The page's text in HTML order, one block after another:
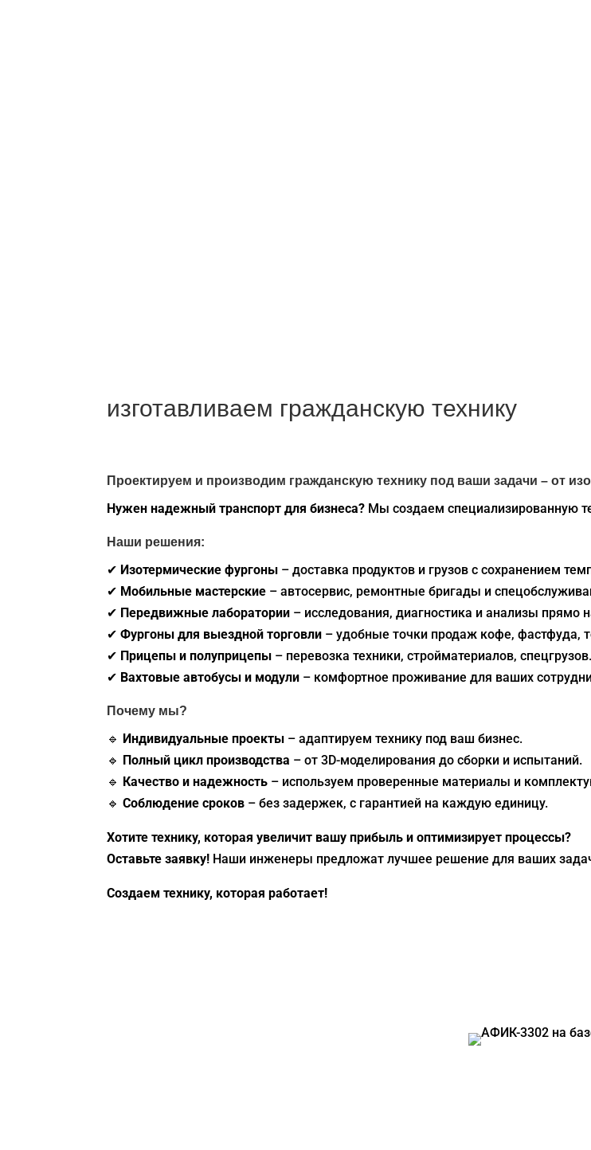
изготавливаем гражданскую технику
Проектируем и производим гражданскую технику под ваши задачи – от
Нужен надежный транспорт для бизнеса? Мы создаем специализированную
Наши решения:
✔ Изотермические фургоны – доставка продуктов и грузов с сохранением
✔ Мобильные мастерские – автосервис, ремонтные бригады и
✔ Передвижные лаборатории – исследования, диагностика и анализы прямо
✔ Фургоны для выездной торговли – удобные точки продаж кофе, фастфуда,
✔ Прицепы и полуприцепы – перевозка техники, стройматериалов, спецгрузов.
✔ Вахтовые автобусы и модули – комфортное проживание для ваших
Почему мы?
🔹 Индивидуальные проекты – адаптируем технику под ваш бизнес.
🔹 Полный цикл производства – от 3D-моделирования до сборки и испытаний.
🔹 Качество и надежность – используем проверенные материалы и
🔹 Соблюдение сроков – без задержек, с гарантией на каждую единицу.
Хотите технику, которая увеличит вашу прибыль и оптимизирует процессы?
Оставьте заявку! Наши инженеры предложат лучшее решение для ваших
Создаем технику, которая работает!